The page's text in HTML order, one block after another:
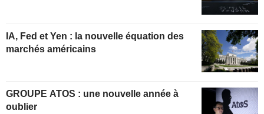
IA, Fed et Yen : la nouvelle équation des
marchés américains
GROUPE ATOS : une nouvelle année à
oublier